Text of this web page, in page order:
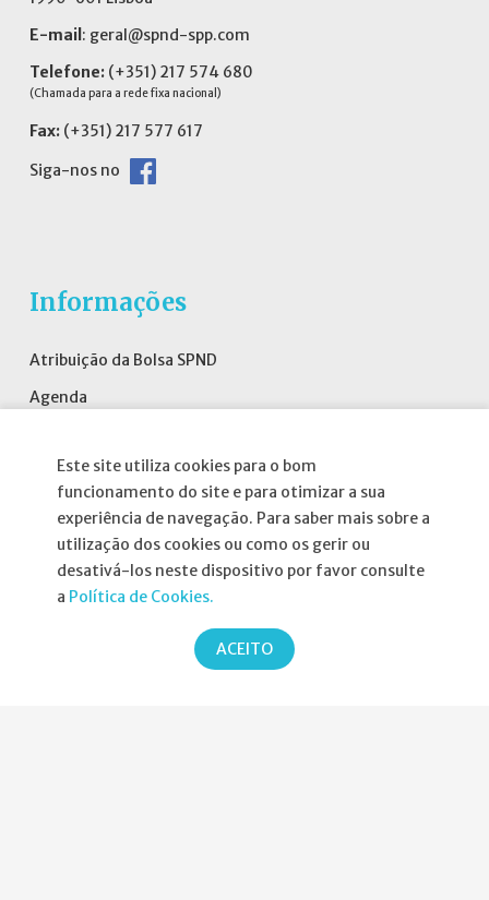
Este site utiliza cookies para o bom
funcionamento do site e para otimizar a sua
experiência de navegação. Para saber mais sobre a
utilização dos cookies ou como os gerir ou
desativá-los neste dispositivo por favor consulte
a Política de Cookies.
ACEITO
E-mail : geral@spnd-spp.com
Telefone: (+351) 217 574 680
(Chamada para a rede fixa nacional)
Fax: (+351) 217 577 617
Siga-nos no
Informações
Atribuição da Bolsa SPND
Agenda
Parcerias